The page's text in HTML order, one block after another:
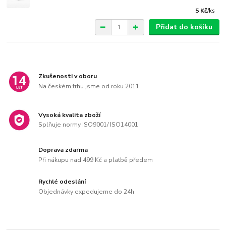
5 Kč/ks
Přidat do košíku
Zkušenosti v oboru
Na českém trhu jsme od roku 2011
Vysoká kvalita zboží
Splňuje normy ISO9001/ ISO14001
Doprava zdarma
Při nákupu nad 499 Kč a platbě předem
Rychlé odeslání
Objednávky expedujeme do 24h